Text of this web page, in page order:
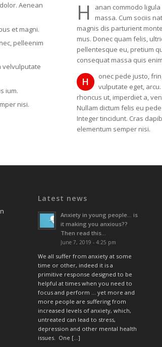
Aenean
et magni.
pelleenim
velvulputate
ium.
nisi.
H
anan commodo
massa. Cum sociis
magnis dis parturient
mus. Donec quam felis,
pellentesque eu, pretium
consequat massa quis
H
onec pede justo,
vulputate eget,
rhoncus ut, imperdiet a,
Nullam dictum felis eu
Integer tincidunt. Cras
elementum semper nisi.
Latest news
Anxiety in young people… is
it making you anxious??
Then read this…
June 7, 2019 - 4:25 pm
We all suffer from anxiety at some
time or other, indeed it is a
primitive response designed to be
helpful at times when you need to
focus and perform … yet more and
more people are suffering from
increased levels of anxiety, which,
untreated can lead to stress,
depression and other mental health
issues. One […]